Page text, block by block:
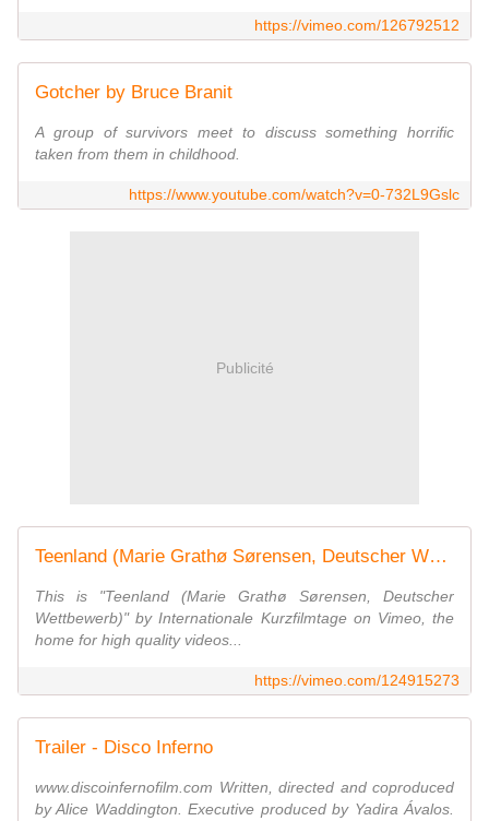
https://vimeo.com/126792512
Gotcher by Bruce Branit
A group of survivors meet to discuss something horrific
taken from them in childhood.
https://www.youtube.com/watch?v=0-732L9Gslc
Publicité
Teenland (Marie Grathø Sørensen, Deutscher Wettbewerb)
This is "Teenland (Marie Grathø Sørensen, Deutscher
Wettbewerb)" by Internationale Kurzfilmtage on Vimeo, the
home for high quality videos...
https://vimeo.com/124915273
Trailer - Disco Inferno
www.discoinfernofilm.com Written, directed and coproduced
by Alice Waddington. Executive produced by Yadira Ávalos.